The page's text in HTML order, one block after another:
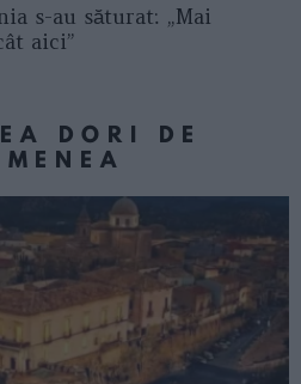
s-au săturat: „Mai
aici”
DORI DE